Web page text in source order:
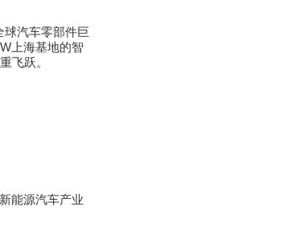
球汽车零部件巨
上海基地的智
飞跃。
能源汽车产业